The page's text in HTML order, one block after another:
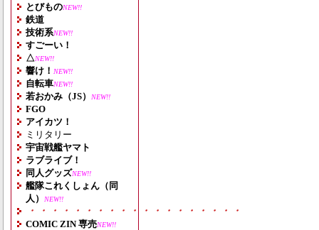
とびものNEW!!
鉄道
技術系NEW!!
すごーい！
△NEW!!
響け！ NEW!!
自転車NEW!!
若おかみ（JS） NEW!!
FGO
アイカツ！
ミリタリー
宇宙戦艦ヤマト
ラブライブ！
同人グッズNEW!!
艦隊これくしょん（同
人）
NEW!!
・・・・・・・・・・・・・・・・・・・
COMIC ZIN 専売NEW!!